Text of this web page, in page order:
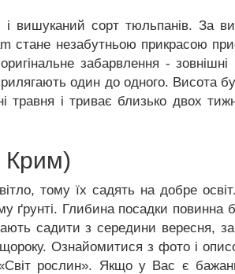
і вишуканий сорт тюльпанів. За
незабутньою прикрасою
забарвлення - зовнішні
один до одного. Висота
травня і триває близько двох
Крим)
тому їх садять на добре
Глибина посадки повинна
садити з середини вересня,
щороку. Ознайомитися з фото і
рослин». Якщо у Вас є